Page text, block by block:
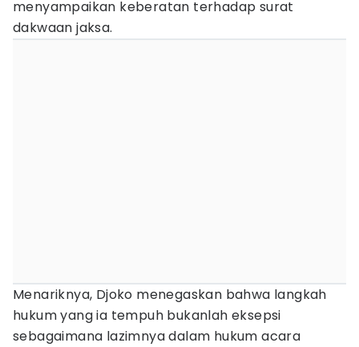
menyampaikan keberatan terhadap surat
dakwaan jaksa.
Menariknya, Djoko menegaskan bahwa langkah
hukum yang ia tempuh bukanlah eksepsi
sebagaimana lazimnya dalam hukum acara